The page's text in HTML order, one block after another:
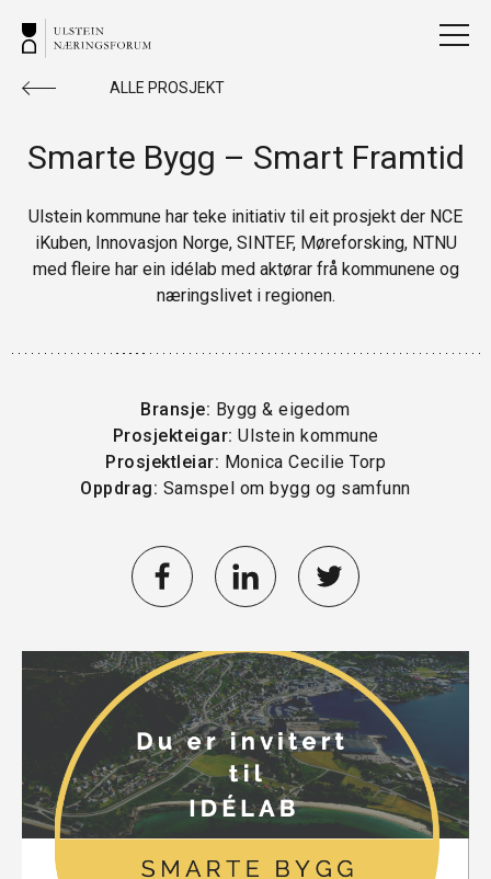
ALLE PROSJEKT
Smarte Bygg – Smart Framtid
Ulstein kommune har teke initiativ til eit prosjekt der NCE
iKuben, Innovasjon Norge, SINTEF, Møreforsking, NTNU
med fleire har ein idélab med aktørar frå kommunene og
næringslivet i regionen.
Bransje: Bygg & eigedom
Prosjekteigar: Ulstein kommune
Prosjektleiar: Monica Cecilie Torp
Oppdrag: Samspel om bygg og samfunn